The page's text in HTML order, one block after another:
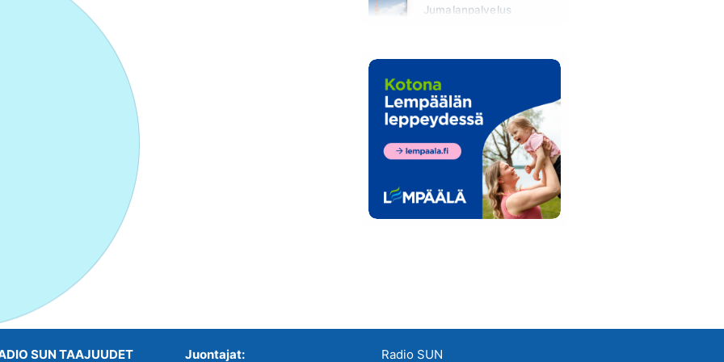
Jumalanpalvelus
SUN TAAJUUDET Juontajat: Radio SUN